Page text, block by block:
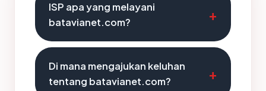
ISP apa yang melayani
batavianet.com?
Di mana mengajukan keluhan
tentang batavianet.com?